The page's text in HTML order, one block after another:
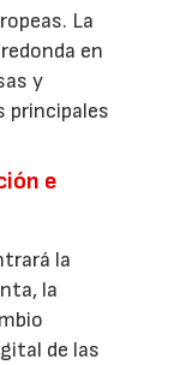
La
en
y
principales
e
la
la
de las